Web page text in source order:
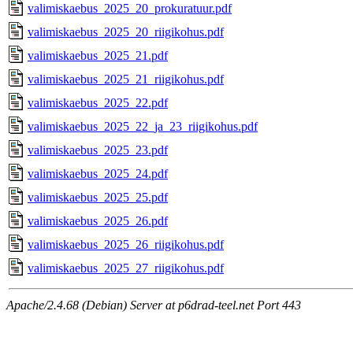
valimiskaebus_2025_20_prokuratuur.pdf
valimiskaebus_2025_20_riigikohus.pdf
valimiskaebus_2025_21.pdf
valimiskaebus_2025_21_riigikohus.pdf
valimiskaebus_2025_22.pdf
valimiskaebus_2025_22_ja_23_riigikohus.pdf
valimiskaebus_2025_23.pdf
valimiskaebus_2025_24.pdf
valimiskaebus_2025_25.pdf
valimiskaebus_2025_26.pdf
valimiskaebus_2025_26_riigikohus.pdf
valimiskaebus_2025_27_riigikohus.pdf
Apache/2.4.68 (Debian) Server at p6drad-teel.net Port 443